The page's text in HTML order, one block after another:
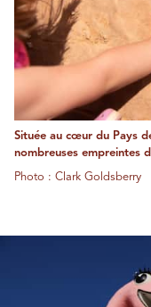
Située au cœur du Pays
nombreuses empreintes
Photo : Clark Goldsberry